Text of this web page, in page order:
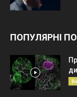
ПОПУЛЯРНІ